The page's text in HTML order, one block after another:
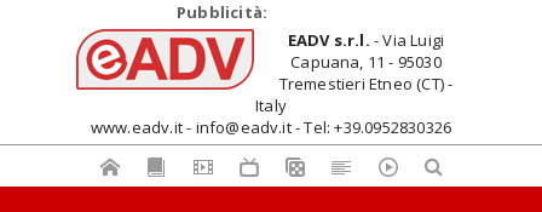
Pubblicità:
EADV s.r.l. - Via Luigi
Capuana, 11 - 95030
Tremestieri Etneo (CT) -
Italy
www.eadv.it - info@eadv.it - Tel: +39.0952830326